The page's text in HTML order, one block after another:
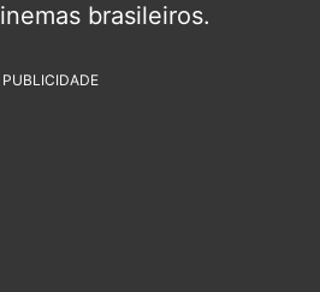
brasileiros.
PUBLICIDADE